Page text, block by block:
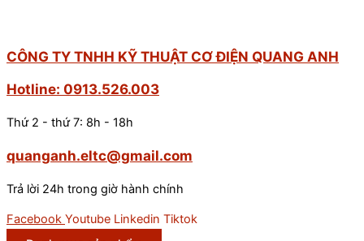
CÔNG TY TNHH KỸ THUẬT CƠ ĐIỆN QUANG ANH
Hotline: 0913.526.003
Thứ 2 - thứ 7: 8h - 18h
quanganh.eltc@gmail.com
Trả lời 24h trong giờ hành chính
Facebook Youtube Linkedin Tiktok